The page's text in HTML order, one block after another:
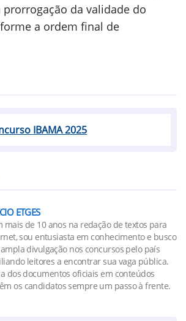
prorrogação da validade do
a ordem final de
IBAMA 2025
ETGES
mais de 10 anos na redação de textos para
sou entusiasta em conhecimento e busco
divulgação nos concursos pelo país
leitores a encontrar sua vaga pública.
dos documentos oficiais em conteúdos
os candidatos sempre um passo à frente.